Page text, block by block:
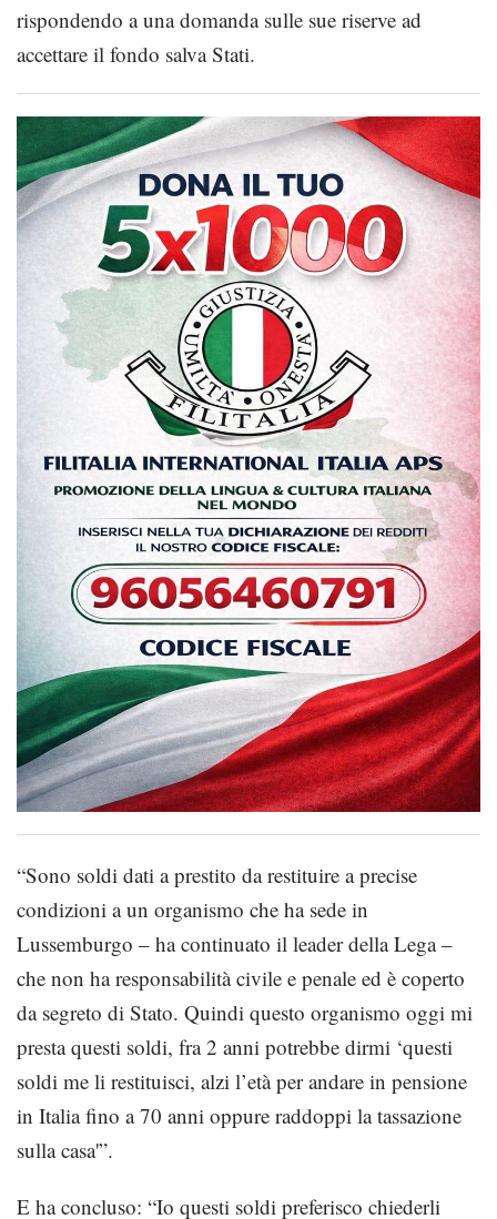
rispondendo a una domanda sulle sue riserve ad
accettare il fondo salva Stati.
“Sono soldi dati a prestito da restituire a precise
condizioni a un organismo che ha sede in
Lussemburgo – ha continuato il leader della Lega –
che non ha responsabilità civile e penale ed è coperto
da segreto di Stato. Quindi questo organismo oggi mi
presta questi soldi, fra 2 anni potrebbe dirmi ‘questi
soldi me li restituisci, alzi l’età per andare in pensione
in Italia fino a 70 anni oppure raddoppi la tassazione
sulla casa'”.
E ha concluso: “Io questi soldi preferisco chiederli